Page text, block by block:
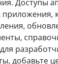
Доступы
добавьте